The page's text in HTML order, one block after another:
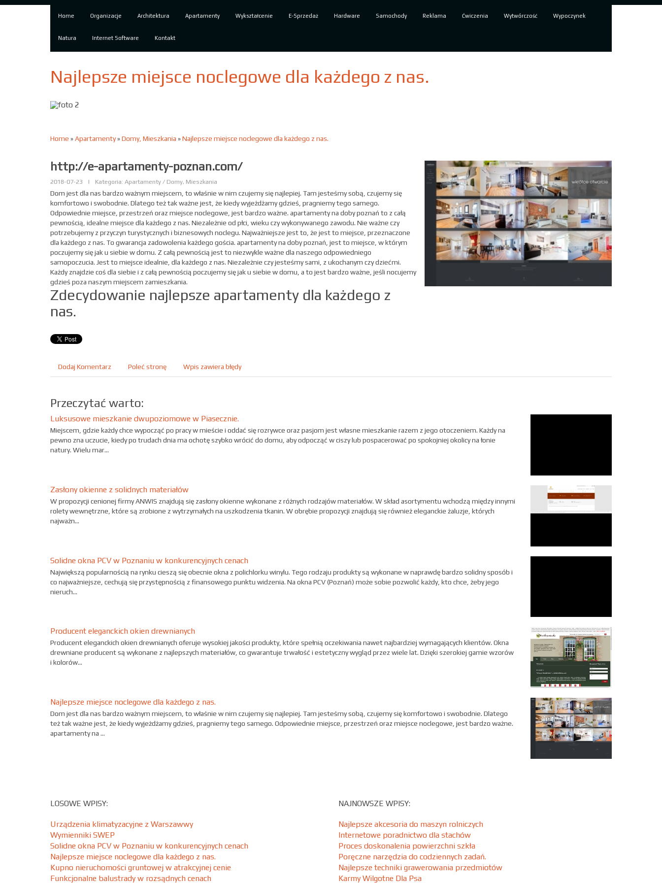
Home Organizacje Architektura Apartamenty Wykształcenie E-Sprzedaż Hardware Samochody Reklama Ćwiczenia Wytwórczość Wypoczynek
Natura Internet Software Kontakt
Najlepsze miejsce noclegowe dla każdego z nas.
Home »Apartamenty»Domy, Mieszkania »Najlepsze miejsce noclegowe dla każdego z nas.
http://e-apartamenty-poznan.com/
2018-07-23 | Kategoria: Apartamenty / Domy, Mieszkania
Dom jest dla nas bardzo ważnym miejscem, to właśnie w nim czujemy się najlepiej. Tam jesteśmy sobą, czujemy się
komfortowo i swobodnie. Dlatego też tak ważne jest, że kiedy wyjeżdżamy gdzieś, pragniemy tego samego.
Odpowiednie miejsce, przestrzeń oraz miejsce noclegowe, jest bardzo ważne. apartamenty na doby poznań to z całą
pewnością, idealne miejsce dla każdego z nas. Niezależnie od płci, wieku czy wykonywanego zawodu. Nie ważne czy
potrzebujemy z przyczyn turystycznych i biznesowych noclegu. Najważniejsze jest to, że jest to miejsce, przeznaczone
dla każdego z nas. To gwarancja zadowolenia każdego gościa. apartamenty na doby poznań, jest to miejsce, w którym
poczujemy się jak u siebie w domu. Z całą pewnością jest to niezwykle ważne dla naszego odpowiedniego
samopoczucia. Jest to miejsce idealnie, dla każdego z nas. Niezależnie czy jesteśmy sami, z ukochanym czy dziećmi.
Każdy znajdzie coś dla siebie i z całą pewnością poczujemy się jak u siebie w domu, a to jest bardzo ważne, jeśli nocujemy
gdzieś poza naszym miejscem zamieszkania.
Zdecydowanie najlepsze apartamenty dla każdego z
nas.
Dodaj Komentarz Poleć stronę Wpis zawiera błędy
Przeczytać warto:
Luksusowe mieszkanie dwupoziomowe w Piasecznie.
Miejscem, gdzie każdy chce wypocząć po pracy w mieście i oddać się rozrywce oraz pasjom jest własne mieszkanie razem z jego otoczeniem. Każdy na
pewno zna uczucie, kiedy po trudach dnia ma ochotę szybko wrócić do domu, aby odpocząć w ciszy lub pospacerować po spokojniej okolicy na łonie
natury. Wielu mar...
Zasłony okienne z solidnych materiałów
W propozycji cenionej firmy ANWIS znajdują się zasłony okienne wykonane z różnych rodzajów materiałów. W skład asortymentu wchodzą między innymi
rolety wewnętrzne, które są zrobione z wytrzymałych na uszkodzenia tkanin. W obrębie propozycji znajdują się również eleganckie żaluzje, których
najważn...
Solidne okna PCV w Poznaniu w konkurencyjnych cenach
Największą popularnością na rynku cieszą się obecnie okna z polichlorku winylu. Tego rodzaju produkty są wykonane w naprawdę bardzo solidny sposób i
co najważniejsze, cechują się przystępnością z finansowego punktu widzenia. Na okna PCV (Poznań) może sobie pozwolić każdy, kto chce, żeby jego
nieruch...
Producent eleganckich okien drewnianych
Producent eleganckich okien drewnianych oferuje wysokiej jakości produkty, które spełnią oczekiwania nawet najbardziej wymagających klientów. Okna
drewniane producent są wykonane z najlepszych materiałów, co gwarantuje trwałość i estetyczny wygląd przez wiele lat. Dzięki szerokiej gamie wzorów
i kolorów...
Najlepsze miejsce noclegowe dla każdego z nas.
Dom jest dla nas bardzo ważnym miejscem, to właśnie w nim czujemy się najlepiej. Tam jesteśmy sobą, czujemy się komfortowo i swobodnie. Dlatego
też tak ważne jest, że kiedy wyjeżdżamy gdzieś, pragniemy tego samego. Odpowiednie miejsce, przestrzeń oraz miejsce noclegowe, jest bardzo ważne.
apartamenty na ...
LOSOWE WPISY:
Urządzenia klimatyzacyjne z Warszawwy
Wymienniki SWEP
Solidne okna PCV w Poznaniu w konkurencyjnych cenach
Najlepsze miejsce noclegowe dla każdego z nas.
Kupno nieruchomości gruntowej w atrakcyjnej cenie
Funkcjonalne balustrady w rozsądnych cenach
NAJNOWSZE WPISY:
Najlepsze akcesoria do maszyn rolniczych
Internetowe poradnictwo dla stachów
Proces doskonalenia powierzchni szkła
Poręczne narzędzia do codziennych zadań.
Najlepsze techniki grawerowania przedmiotów
Karmy Wilgotne Dla Psa